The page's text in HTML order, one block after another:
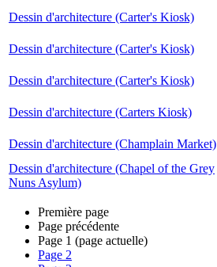
Dessin d'architecture (Carter's Kiosk)
Dessin d'architecture (Carter's Kiosk)
Dessin d'architecture (Carter's Kiosk)
Dessin d'architecture (Carters Kiosk)
Dessin d'architecture (Champlain Market)
Dessin d'architecture (Chapel of the Grey
Nuns Asylum)
Première page
Page précédente
Page 1 (page actuelle)
Page 2